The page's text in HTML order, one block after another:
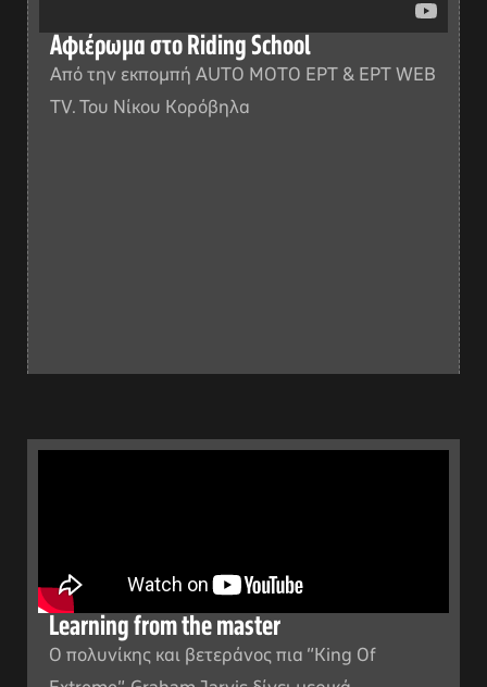
Αφιέρωμα στο Riding School
Από την εκπομπή AUTO MOTO EΡΤ & ΕΡΤ WEB
TV. Του Νίκου Κορόβηλα
Learning from the master
Ο πολυνίκης και βετεράνος πια “King Of